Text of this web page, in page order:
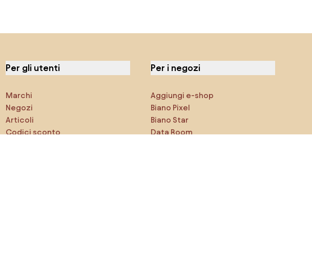
Per gli utenti
Marchi
Negozi
Articoli
Codici sconto
Per i negozi
Aggiungi e-shop
Biano Pixel
Biano Star
Data Room